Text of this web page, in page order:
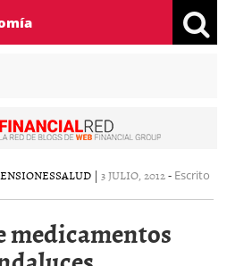
SALUD | 3 JULIO, 2012- Escrito
medicamentos